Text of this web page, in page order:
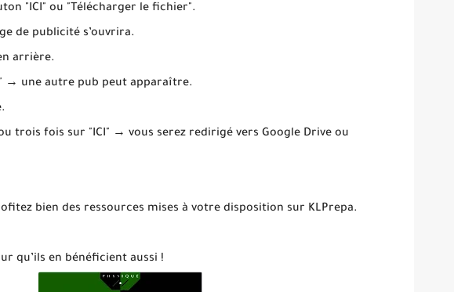
"ICI" ou "Télécharger le fichier".
de publicité s’ouvrira.
arrière.
→ une autre pub peut apparaître.
trois fois sur "ICI" → vous serez redirigé vers Google Drive ou
bien des ressources mises à votre disposition sur KLPrepa.
qu’ils en bénéficient aussi !